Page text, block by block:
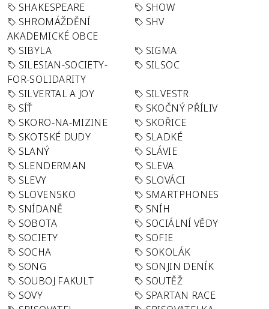
SHAKESPEARE
SHOW
SHROMÁŽDĚNÍ
AKADEMICKÉ OBCE
SHV
SIBYLA
SIGMA
SILESIAN-SOCIETY-
FOR-SOLIDARITY
SILSOC
SILVERTAL A JOY
SILVESTR
SÍŤ
SKOČNÝ PŘÍLIV
SKORO-NA-MIZINE
SKOŘICE
SKOTSKÉ DUDY
SLADKÉ
SLANÝ
SLÁVIE
SLENDERMAN
SLEVA
SLEVY
SLOVÁCI
SLOVENSKO
SMARTPHONES
SNÍDANĚ
SNÍH
SOBOTA
SOCIÁLNÍ VĚDY
SOCIETY
SOFIE
SOCHA
SOKOLÁK
SONG
SONJIN DENÍK
SOUBOJ FAKULT
SOUTĚŽ
SOVY
SPARTAN RACE